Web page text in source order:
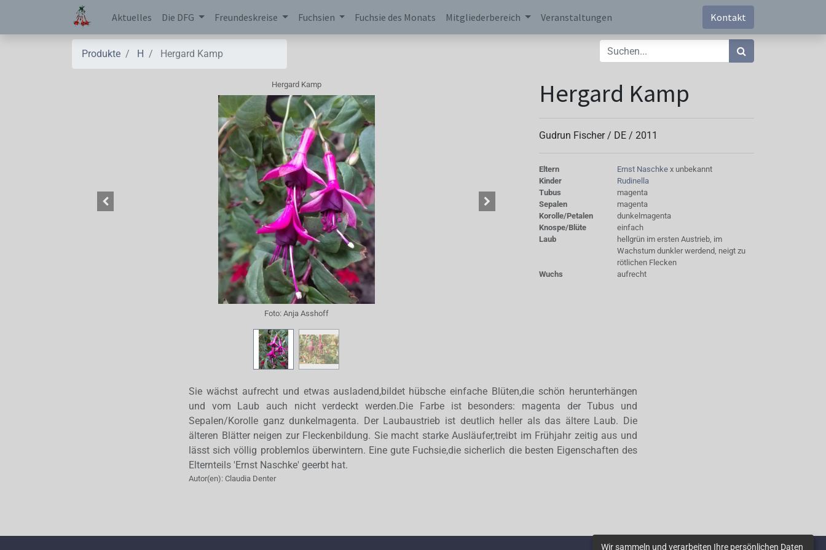
Aktuelles Die DFG Freundeskreise Fuchsien Fuchsie des Monats Mitgliederbereich Veranstaltungen Kontakt
Produkte H Hergard Kamp
Hergard Kamp
Foto: Anja Asshoff
Hergard Kamp
Gudrun Fischer / DE / 2011
Eltern Ernst Naschke x unbekannt
Kinder
Rudinella
Tubus
magenta
Sepalen
magenta
Korolle/Petalen
dunkelmagenta
Knospe/Blüte
einfach
Laub
hellgrün im ersten Austrieb, im
Wachstum dunkler werdend, neigt zu
rötlichen Flecken
Wuchs
aufrecht
Sie wächst aufrecht und etwas ausladend,bildet hübsche einfache Blüten,die schön herunterhängen
und vom Laub auch nicht verdeckt werden.Die Farbe ist besonders: magenta der Tubus und
Sepalen/Korolle ganz dunkelmagenta. Der Laubaustrieb ist deutlich heller als das ältere Laub. Die
älteren Blätter neigen zur Fleckenbildung. Sie macht starke Ausläufer,treibt im Frühjahr zeitig aus und
lässt sich völlig problemlos überwintern. Eine gute Fuchsie,die sicherlich die besten Eigenschaften des
Elternteils 'Ernst Naschke' geerbt hat.
Autor(en): Claudia Denter
Wir sammeln und verarbeiten Ihre persönlichen Daten